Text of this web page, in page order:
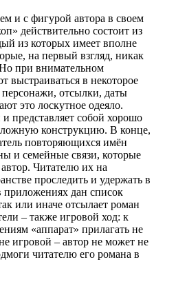
и с фигурой автора в своем
действительно состоит из
из которых имеет вполне
на первый взгляд, никак
при внимательном
выстраиваться в некоторое
отсылки, даты
это лоскутное одеяло.
представляет собой хорошо
конструкцию. В конце,
повторяющихся имён
и семейные связи, которые
Читателю их на
проследить и удержать в
приложениях дан список
или иначе отсылает роман
– также игровой ход: к
«аппарат» прилагать не
игровой – автор не может не
читателю его романа в